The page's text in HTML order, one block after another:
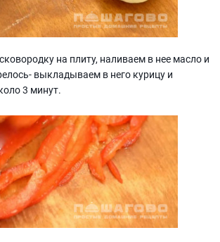
на плиту, наливаем в нее масло и
выкладываем в него курицу и
3 минут.